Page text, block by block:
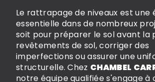
Le rattrapage de niveaux est une
essentielle dans de nombreux
soit pour préparer le sol avant la
revêtements de sol, corriger des
imperfections ou assurer une
structurelle. Chez CHAMBEL
notre équipe qualifiée s'engage à